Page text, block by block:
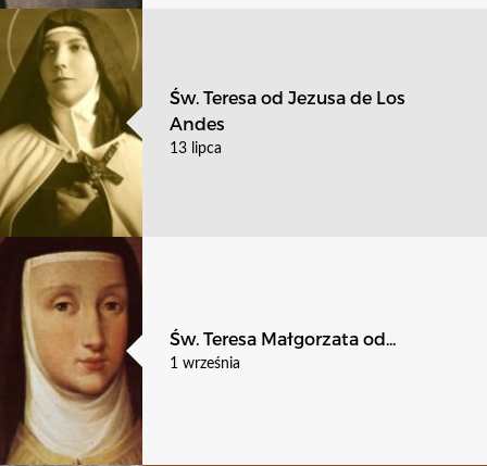
Św. Teresa od Jezusa de Los
Andes
13 lipca
Św. Teresa Małgorzata od...
1 września